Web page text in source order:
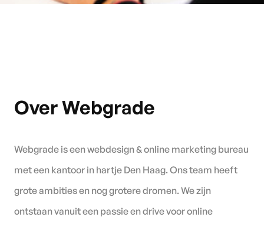
Over Webgrade
Webgrade is een webdesign & online marketing bureau
met een kantoor in hartje Den Haag. Ons team heeft
grote ambities en nog grotere dromen. We zijn
ontstaan vanuit een passie en drive voor online